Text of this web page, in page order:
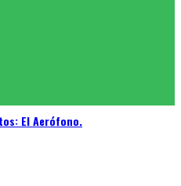
El Aerófono.